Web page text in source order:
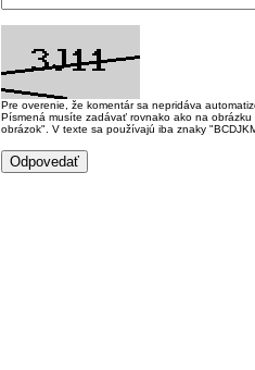
Pre overenie, že komentár sa nepridáva
Písmená musíte zadávať rovnako ako na
obrázok". V texte sa používajú iba znaky